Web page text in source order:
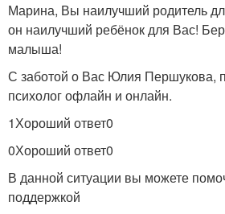
Марина, Вы наилучший родитель
он наилучший ребёнок для Вас!
малыша!
С заботой о Вас Юлия Першукова,
психолог офлайн и онлайн.
1Хороший ответ0
0Хороший ответ0
В данной ситуации вы можете
поддержкой